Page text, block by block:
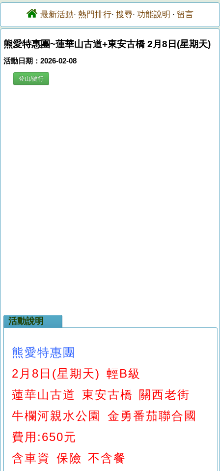
最新活動· 熱門排行· 搜尋· 功能說明 · 留言
熊愛特惠團~蓮華山古道+東安古橋 2月8日(星期天)
活動日期：2026-02-08
登山/健行
活動說明
熊愛特惠團
2月8日(星期天) 輕B級
蓮華山古道 東安古橋 關西老街
牛欄河親水公園 金勇番茄聯合國
費用:650元
含車資 保險 不含餐